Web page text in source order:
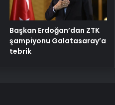
Başkan Erdoğan’dan ZTK
şampiyonu Galatasaray’a
tebrik